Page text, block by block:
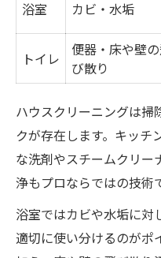
浴室 カビ・水垢
トイレ
便器・床や壁
び散り
ハウスクリーニングは掃
クが存在します。キッチ
な洗剤やスチームクリー
浄もプロならではの技術
浴室ではカビや水垢に対
適切に使い分けるのがポ